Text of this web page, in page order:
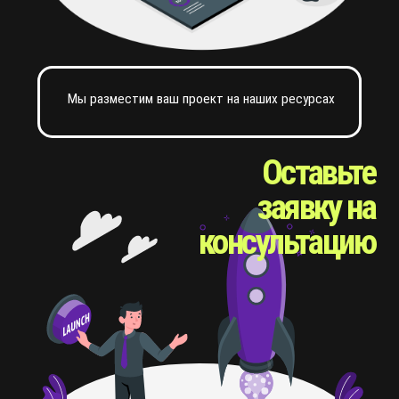
Команда
имеем только практикующих
профессионалов из области
инвестиций с многолетним
постоянных инвесторов
инвесторы и
бухгалтеры
средств
маркетологи
и брокеры
юристы и
аналитики